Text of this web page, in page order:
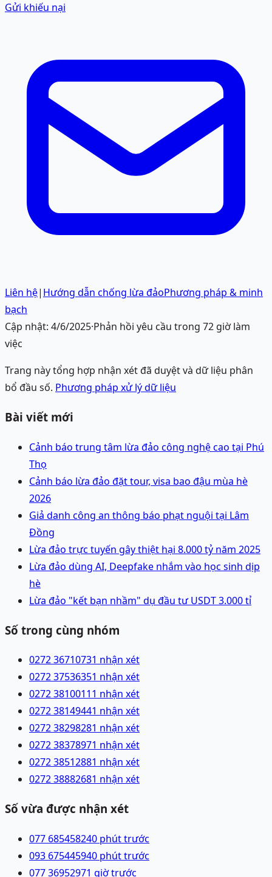
Gửi khiếu nại
Liên hệ| Hướng dẫn chống lừa đảoPhương pháp & minh
bạch
Cập nhật: 4/6/2025·Phản hồi yêu cầu trong 72 giờ làm
việc
Trang này tổng hợp nhận xét đã duyệt và dữ liệu phân
bổ đầu số. Phương pháp xử lý dữ liệu
Bài viết mới
Cảnh báo trung tâm lừa đảo công nghệ cao tại Phú
Thọ
Cảnh báo lừa đảo đặt tour, visa bao đậu mùa hè
2026
Giả danh công an thông báo phạt nguội tại Lâm
Đồng
Lừa đảo trực tuyến gây thiệt hại 8.000 tỷ năm 2025
Lừa đảo dùng AI, Deepfake nhắm vào học sinh dịp
hè
Lừa đảo "kết bạn nhầm" dụ đầu tư USDT 3.000 tỉ
Số trong cùng nhóm
0272 36710731 nhận xét
0272 37536351 nhận xét
0272 38100111 nhận xét
0272 38149441 nhận xét
0272 38298281 nhận xét
0272 38378971 nhận xét
0272 38512881 nhận xét
0272 38882681 nhận xét
Số vừa được nhận xét
077 685458240 phút trước
093 675445940 phút trước
077 36952971 giờ trước